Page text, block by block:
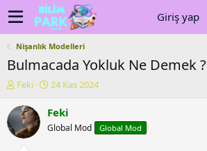
Giriş yap
Nişanlık Modelleri
Bulmacada Yokluk Ne Demek ?
K
n
u
y
Feki
B
ş
a
24 Kas 2024
Feki
Global Mod Global Mod